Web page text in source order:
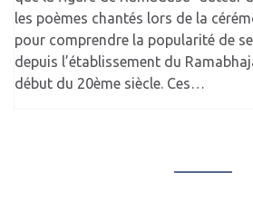
les poèmes chantés lors de la
pour comprendre la popularité de
depuis l’établissement du
début du 20ème siècle. Ces…